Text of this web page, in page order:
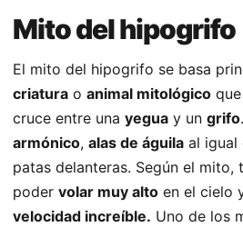
Mito del hipogrifo
El mito del hipogrifo se basa
criatura o animal mitológico
cruce entre una yegua y un grifo
armónico, alas de águila al igual
patas delanteras. Según el mito,
poder volar muy alto en el cielo
velocidad increíble. Uno de los